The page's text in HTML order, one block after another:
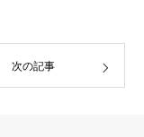
次の記事